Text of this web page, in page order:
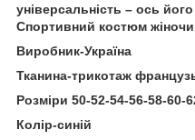
універсальність – ось
Спортивний костюм
Виробник-Україна
Тканина-трикотаж
Розміри 50-52-54-56-58-60-
Колір-синій